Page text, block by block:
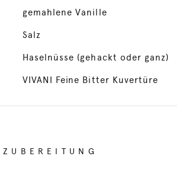
gemahlene Vanille
Salz
Haselnüsse (gehackt oder ganz)
VIVANI Feine Bitter Kuvertüre
ZUBEREITUNG